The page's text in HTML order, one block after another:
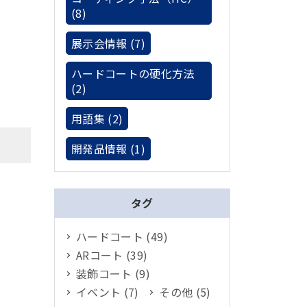
(8)
展示会情報 (7)
ハードコートの硬化方法
(2)
用語集 (2)
開発品情報 (1)
タグ
ハードコート (49)
ARコート (39)
装飾コート (9)
イベント (7)
その他 (5)